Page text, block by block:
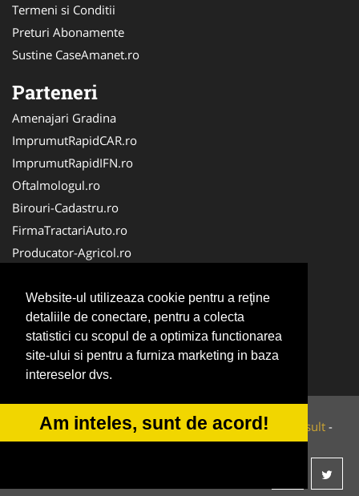
Website-ul utilizeaza cookie pentru a reţine
detaliile de conectare, pentru a colecta
statistici cu scopul de a optimiza functionarea
site-ului si pentru a furniza marketing in baza
intereselor dvs.
Am inteles, sunt de acord!
Termeni si Conditii
Preturi Abonamente
Sustine CaseAmanet.ro
Parteneri
Amenajari Gradina
ImprumutRapidCAR.ro
ImprumutRapidIFN.ro
Oftalmologul.ro
Birouri-Cadastru.ro
FirmaTractariAuto.ro
Producator-Agricol.ro
Brutari
Apicultorul.com
CentruInchirieri.ro
Medic-Bun.com
© 2014-2026 Powered byVilonMedia&Tokaido Consult -
ANPC SOL